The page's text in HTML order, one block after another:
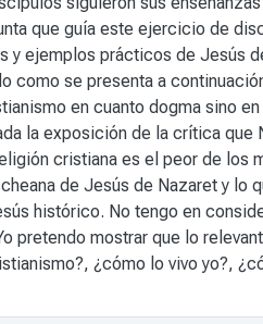
que guía este ejercicio de
ejemplos prácticos de Jesús
como se presenta a
en cuanto dogma sino
la exposición de la crítica que
cristiana es el peor de los
de Jesús de Nazaret y lo
histórico. No tengo en
pretendo mostrar que lo
¿cómo lo vivo yo?,